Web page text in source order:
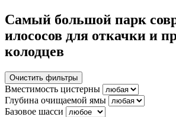
Самый большой парк
илососов для откачки и
колодцев
Очистить фильтры
Вместимость цистерны
Глубина очищаемой ямы
Базовое шасси